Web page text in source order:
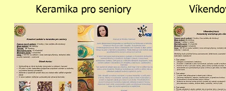
Keramika pro seniory